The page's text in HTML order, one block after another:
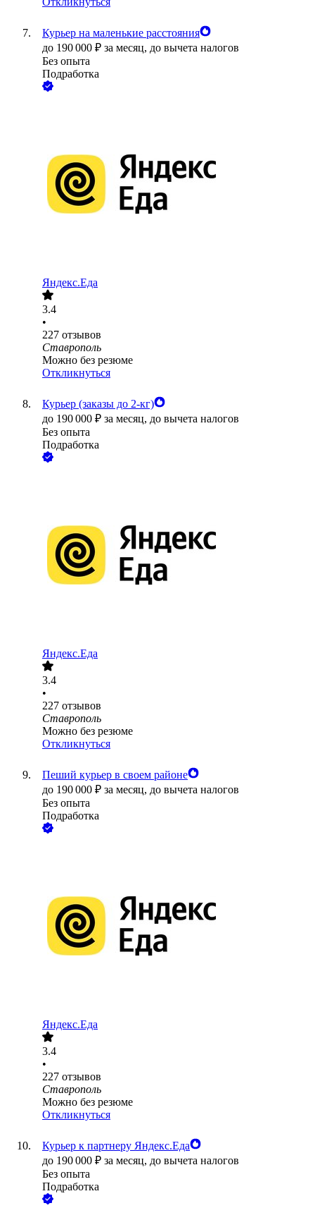
Курьер на маленькие расстояния
до 190 000 ₽ за месяц, до вычета налогов
Без опыта
Подработка
Яндекс.Еда
3.4
•
227 отзывов
Ставрополь
Можно без резюме
Откликнуться
Курьер (заказы до 2-кг)
до 190 000 ₽ за месяц, до вычета налогов
Без опыта
Подработка
Яндекс.Еда
3.4
•
227 отзывов
Ставрополь
Можно без резюме
Откликнуться
Пеший курьер в своем районе
до 190 000 ₽ за месяц, до вычета налогов
Без опыта
Подработка
Яндекс.Еда
3.4
•
227 отзывов
Ставрополь
Можно без резюме
Откликнуться
Курьер к партнеру Яндекс.Еда
до 190 000 ₽ за месяц, до вычета налогов
Без опыта
Подработка